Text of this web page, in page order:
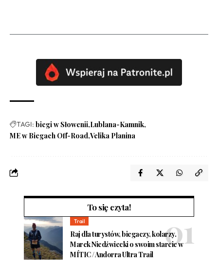
TAGI: biegi w Słowenii Lublana-Kamnik
ME w Biegach Off-Road Velika Planina
To się czyta!
Trail
Raj dla turystów, biegaczy, kolarzy.
Marek Niedźwiecki o swoim starcie w
MÍTIC / Andorra Ultra Trail